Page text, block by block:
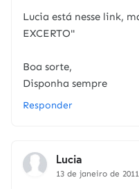
Lucia está nesse link,
EXCERTO"
Boa sorte,
Disponha sempre
Responder
Lucia
13 de janeiro de